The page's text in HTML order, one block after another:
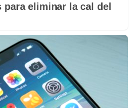
para eliminar la cal del